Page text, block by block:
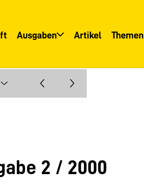
Ausgaben
Informationsservice
Artikel Themen
2 / 2000